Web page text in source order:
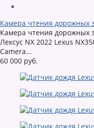
Камера чтения дорожных
Камера чтения дорожных
Лексус NX 2022 Lexus
Camera...
60 000 руб.